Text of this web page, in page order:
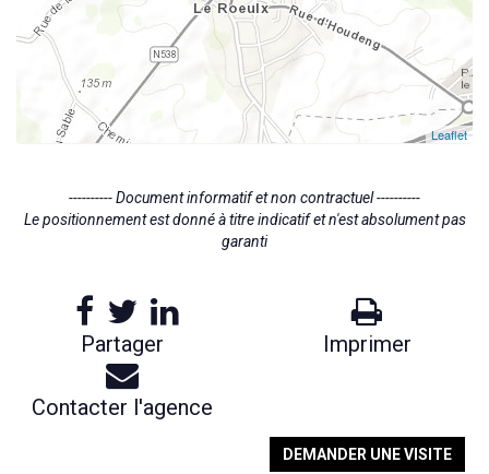
Leaflet
---------- Document informatif et non contractuel ----------
Le positionnement est donné à titre indicatif et n'est absolument pas
garanti
Partager Imprimer
Contacter l'agence
DEMANDER UNE VISITE